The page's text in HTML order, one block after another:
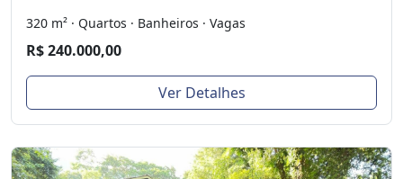
320 m² · Quartos · Banheiros · Vagas
R$ 240.000,00
Ver Detalhes